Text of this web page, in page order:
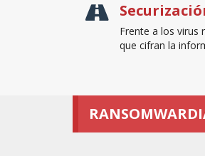
Frente a los virus
que cifran la